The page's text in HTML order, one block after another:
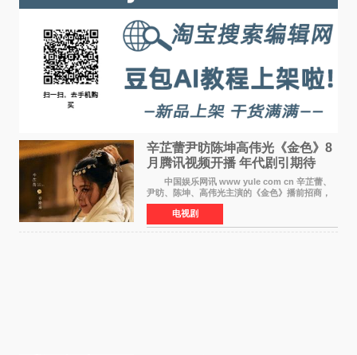
辛芷蕾尹昉陈坤高伟光《金色》8
月腾讯视频开播 年代剧引期待
中国娱乐网讯 www yule com cn 辛芷蕾、
尹昉、陈坤、高伟光主演的《金色》播前招商，
预计8月腾讯视频开播。这部年代剧汇集了众多实
力派演员，阵容强大，引发了观众的广泛关
注。 《金色》
电视剧